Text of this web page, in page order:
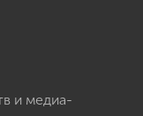
и медиа-